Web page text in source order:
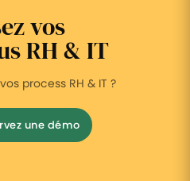
vos
RH & IT
process RH & IT ?
une démo